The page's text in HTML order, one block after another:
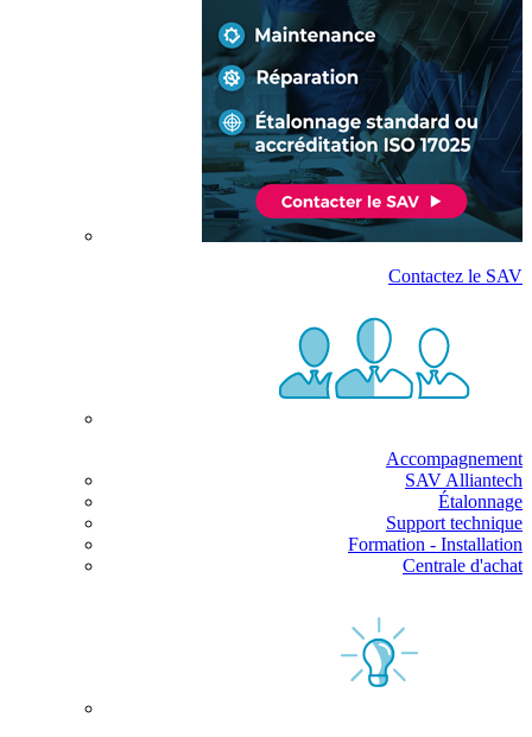
Contactez le SAV
Accompagnement
SAV Alliantech
Étalonnage
Support technique
Formation - Installation
Centrale d'achat